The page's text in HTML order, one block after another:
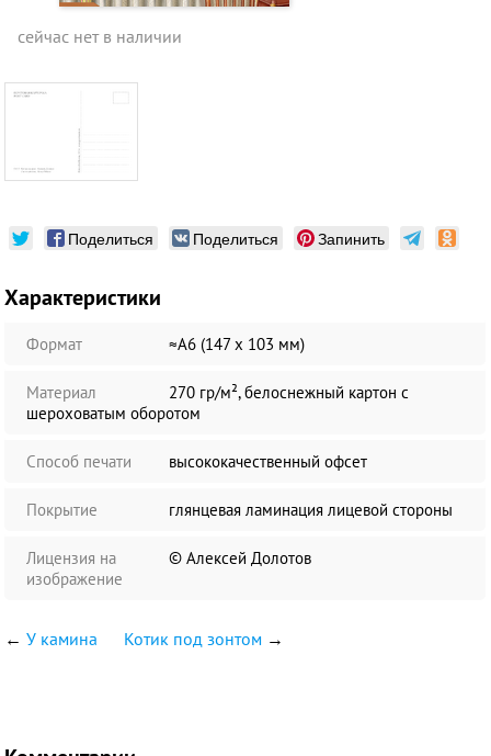
сейчас нет в наличии
Поделиться Поделиться Запинить
Характеристики
Формат ≈А6 (147 х 103 мм)
Материал
270 гр/м², белоснежный картон с
шероховатым оборотом
Способ печати высококачественный офсет
Покрытие глянцевая ламинация лицевой стороны
Лицензия на
изображение
© Алексей Долотов
←У камина Котик под зонтом →